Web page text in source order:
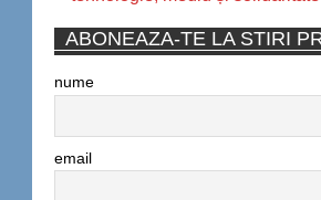
ABONEAZA-TE LA STIRI
nume
email